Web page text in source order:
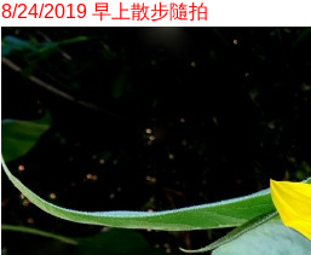
8/24/2019 早上散步隨拍